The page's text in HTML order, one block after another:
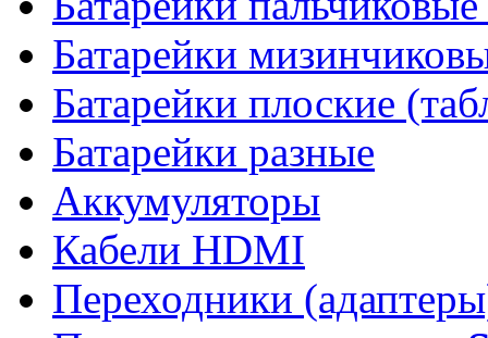
Батарейки
Батарейки плоские
Батарейки разные
Аккумуляторы
Кабели HDMI
Переходники